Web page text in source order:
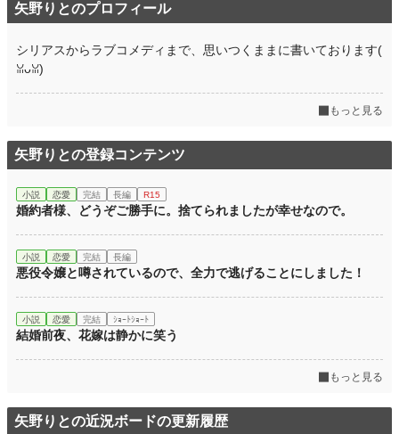
矢野りとのプロフィール
シリアスからラブコメディまで、思いつくままに書いております(
ꈍᴗꈍ)
もっと見る
矢野りとの登録コンテンツ
小説 恋愛 完結 長編 R15
婚約者様、どうぞご勝手に。捨てられましたが幸せなので。
小説 恋愛 完結 長編
悪役令嬢と噂されているので、全力で逃げることにしました！
小説 恋愛 完結 ｼｮｰﾄｼｮｰﾄ
結婚前夜、花嫁は静かに笑う
もっと見る
矢野りとの近況ボードの更新履歴